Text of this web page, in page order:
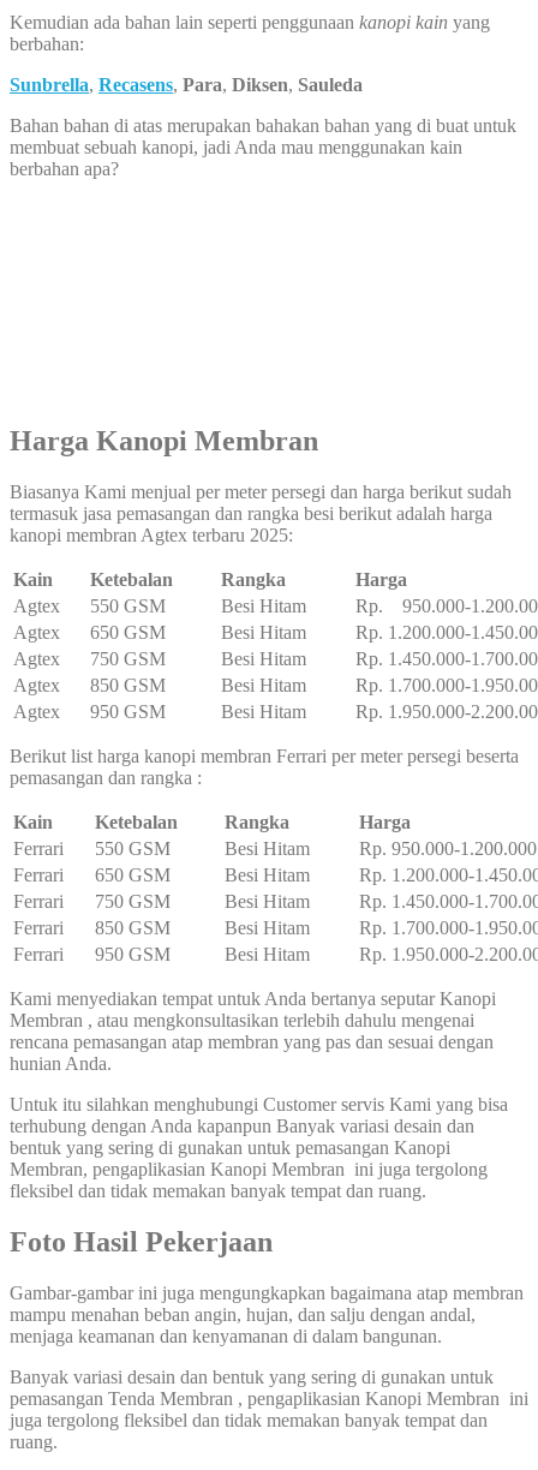
Kemudian ada bahan lain seperti penggunaan kanopi kain yang
berbahan:
Sunbrella, Recasens, Para, Diksen, Sauleda
Bahan bahan di atas merupakan bahakan bahan yang di buat untuk
membuat sebuah kanopi, jadi Anda mau menggunakan kain
berbahan apa?
Harga Kanopi Membran
Biasanya Kami menjual per meter persegi dan harga berikut sudah
termasuk jasa pemasangan dan rangka besi berikut adalah harga
kanopi membran Agtex terbaru 2025:
Kain Ketebalan Rangka
Harga
Agtex
550 GSM Besi Hitam
Rp. 950.000-
Agtex
650 GSM Besi Hitam
Rp. 1.200.000-
Agtex
750 GSM Besi Hitam
Rp. 1.450.000-
Agtex
850 GSM Besi Hitam
Rp. 1.700.000-
Agtex
950 GSM Besi Hitam Rp. 1.950.000-
Berikut list harga kanopi membran Ferrari per meter persegi beserta
pemasangan dan rangka :
Kain Ketebalan Rangka
Harga
Ferrari
550 GSM Besi Hitam
Rp. 950.000-1.200.000
Ferrari
650 GSM Besi Hitam
Rp. 1.200.000-
Ferrari
750 GSM Besi Hitam
Rp. 1.450.000-
Ferrari
850 GSM Besi Hitam
Rp. 1.700.000-
Ferrari
950 GSM Besi Hitam Rp. 1.950.000-
Kami menyediakan tempat untuk Anda bertanya seputar Kanopi
Membran , atau mengkonsultasikan terlebih dahulu mengenai
rencana pemasangan atap membran yang pas dan sesuai dengan
hunian Anda.
Untuk itu silahkan menghubungi Customer servis Kami yang bisa
terhubung dengan Anda kapanpun Banyak variasi desain dan
bentuk yang sering di gunakan untuk pemasangan Kanopi
Membran, pengaplikasian Kanopi Membran ini juga tergolong
fleksibel dan tidak memakan banyak tempat dan ruang.
Foto Hasil Pekerjaan
Gambar-gambar ini juga mengungkapkan bagaimana atap membran
mampu menahan beban angin, hujan, dan salju dengan andal,
menjaga keamanan dan kenyamanan di dalam bangunan.
Banyak variasi desain dan bentuk yang sering di gunakan untuk
pemasangan Tenda Membran , pengaplikasian Kanopi Membran ini
juga tergolong fleksibel dan tidak memakan banyak tempat dan
ruang.